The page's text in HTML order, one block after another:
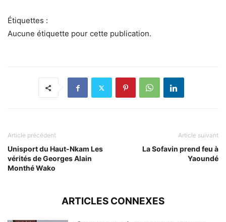
Étiquettes :
Aucune étiquette pour cette publication.
Article précédent
Unisport du Haut-Nkam Les
vérités de Georges Alain
Monthé Wako
Article suivant
La Sofavin prend feu à
Yaoundé
ARTICLES CONNEXES